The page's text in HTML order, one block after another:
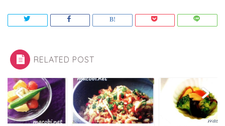
RELATED POST